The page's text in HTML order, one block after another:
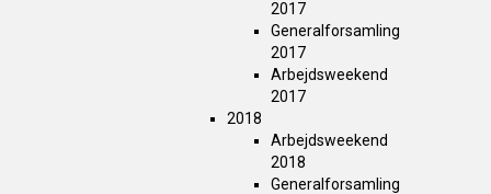
2017
Generalforsamling
2017
Arbejdsweekend
2017
2018
Arbejdsweekend
2018
Generalforsamling